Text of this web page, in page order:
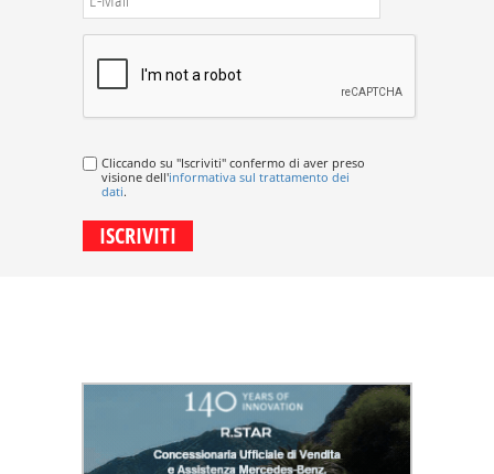
Cliccando su "Iscriviti" confermo di aver preso
visione dell'informativa sul trattamento dei
dati.